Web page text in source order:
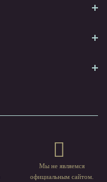
Мы не являемся
официальным сайтом.